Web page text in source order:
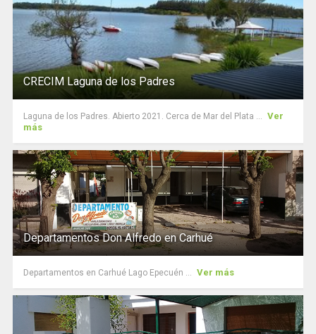
CRECIM Laguna de los Padres
Laguna de los Padres. Abierto 2021. Cerca de Mar del Plata ... Ver
más
Departamentos Don Alfredo en Carhué
Departamentos en Carhué Lago Epecuén ... Ver más